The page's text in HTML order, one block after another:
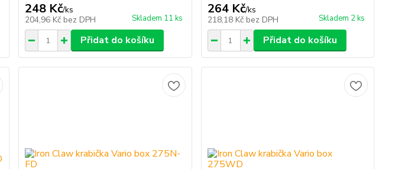
248 Kč/ks
204,96 Kč bez DPH Skladem 11 ks
Přidat do košíku
264 Kč/ks
218,18 Kč bez DPH Skladem 2 ks
Přidat do košíku